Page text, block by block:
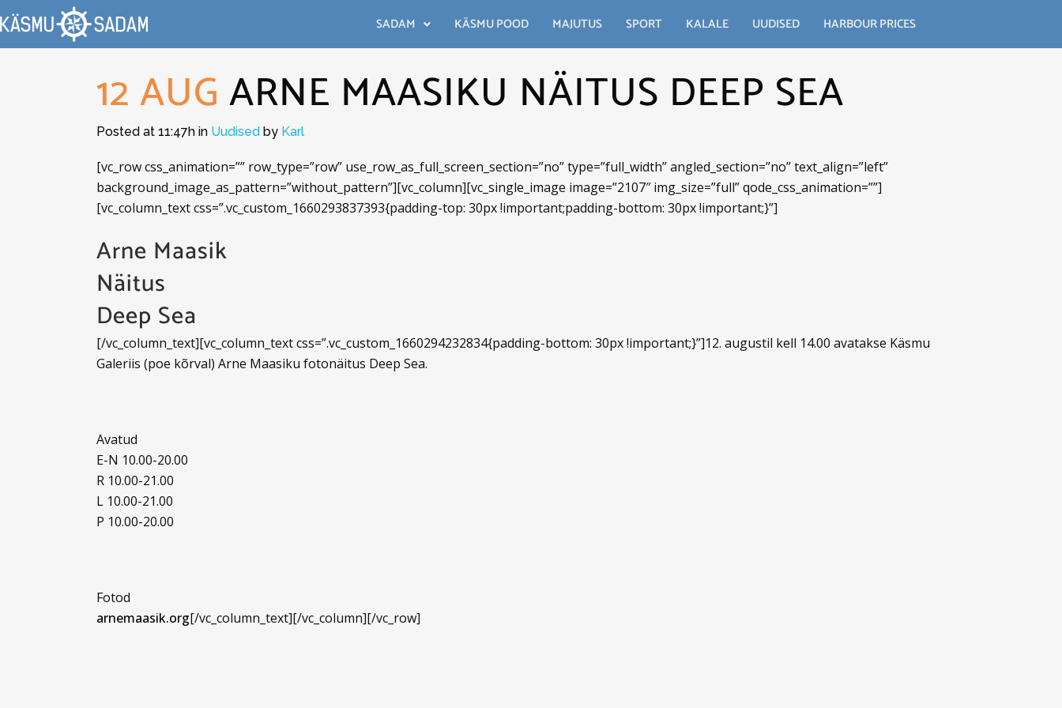
SADAM KÄSMU POOD MAJUTUS SPORT KALALE UUDISED HARBOUR PRICES
12 AUGARNE MAASIKU NÄITUS DEEP SEA
Posted at 11:47h in Uudised by Karl
[vc_row css_animation=”” row_type=”row” use_row_as_full_screen_section=”no” type=”full_width” angled_section=”no” text_align=”left”
background_image_as_pattern=”without_pattern”][vc_column][vc_single_image image=”2107″ img_size=”full” qode_css_animation=””]
[vc_column_text css=”.vc_custom_1660293837393{padding-top: 30px !important;padding-bottom: 30px !important;}”]
Arne Maasik
Näitus
Deep Sea
[/vc_column_text][vc_column_text css=”.vc_custom_1660294232834{padding-bottom: 30px !important;}”]12. augustil kell 14.00 avatakse Käsmu
Galeriis (poe kõrval) Arne Maasiku fotonäitus Deep Sea.
Avatud
E-N 10.00-20.00
R 10.00-21.00
L 10.00-21.00
P 10.00-20.00
Fotod
arnemaasik.org[/vc_column_text][/vc_column][/vc_row]